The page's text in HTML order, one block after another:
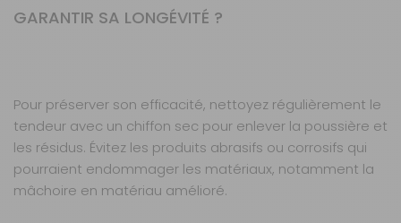
GARANTIR SA LONGÉVITÉ ?
Pour préserver son efficacité, nettoyez régulièrement le
tendeur avec un chiffon sec pour enlever la poussière et
les résidus. Évitez les produits abrasifs ou corrosifs qui
pourraient endommager les matériaux, notamment la
mâchoire en matériau amélioré.